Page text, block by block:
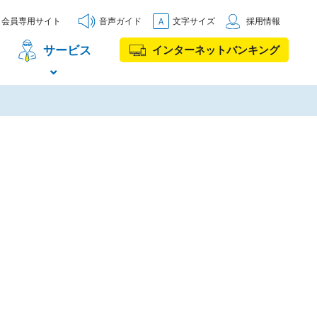
サービス インターネットバンキング
会員専用サイト 音声ガイド 文字サイズ 採用情報